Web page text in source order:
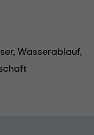
Wasserablauf,